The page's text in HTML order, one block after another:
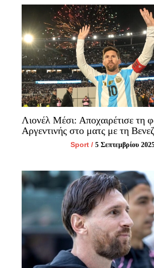
Λιονέλ Μέσι: Αποχαιρέτισε τη
Αργεντινής στο ματς με τη
Sport / 5 Σεπτεμβρίου